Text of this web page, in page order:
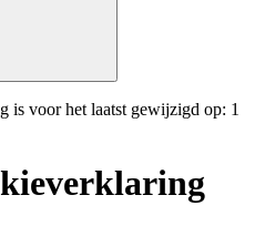
is voor het laatst gewijzigd op: 1